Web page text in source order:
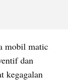
mobil matic
dan
kegagalan